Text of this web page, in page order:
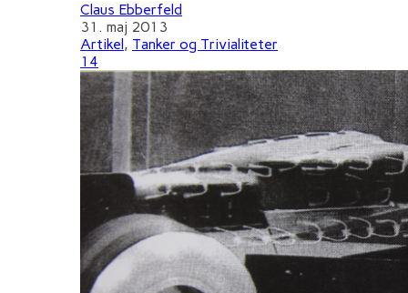
Claus Ebberfeld
31. maj 2013
Artikel , Tanker og Trivialiteter
14